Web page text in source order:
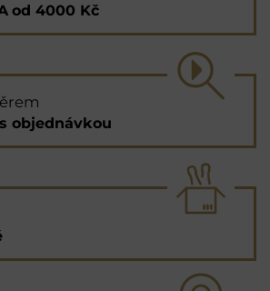
od 4000 Kč
objednávkou